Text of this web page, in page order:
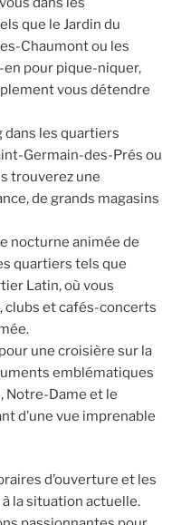
que le Jardin du
Chaumont ou les
pour pique-niquer,
vous détendre
dans les quartiers
Germain-des-Prés ou
trouverez une
de grands magasins
nocturne animée de
quartiers tels que
Latin, où vous
clubs et cafés-concerts
une croisière sur la
emblématiques
Notre-Dame et le
d’une vue imprenable
d’ouverture et les
la situation actuelle.